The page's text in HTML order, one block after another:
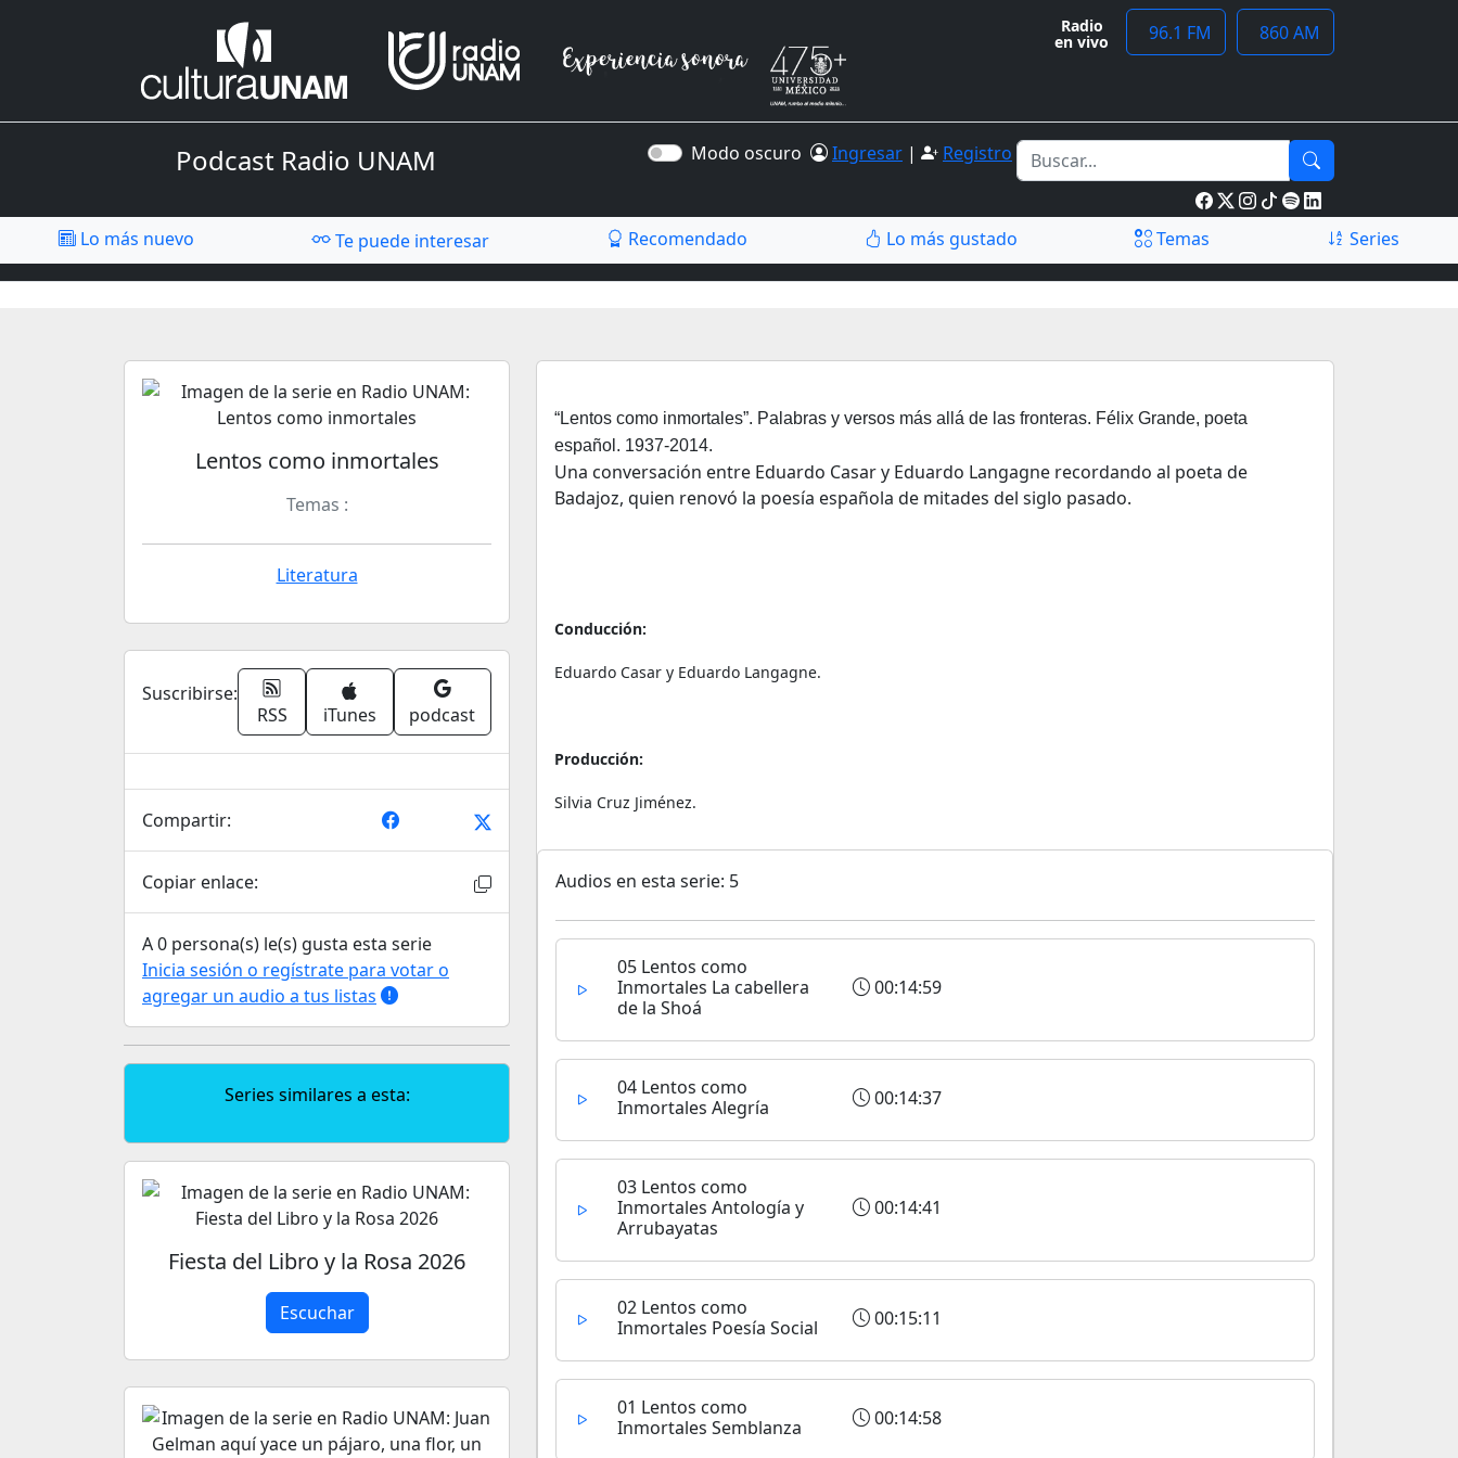
Radio
en vivo 96.1 FM 860 AM
Podcast Radio UNAM Modo oscuro Ingresar | Registro
Lo más nuevo Te puede interesar Recomendado Lo más gustado Temas Series
Lentos como inmortales
Temas :
Literatura
Suscribirse:
RSS
iTunes podcast
Compartir:
Copiar enlace:
A 0 persona(s) le(s) gusta esta serie
Inicia sesión o regístrate para votar o
agregar un audio a tus listas
Series similares a esta:
Fiesta del Libro y la Rosa 2026
Escuchar
“Lentos como inmortales”. Palabras y versos más allá de las fronteras. Félix Grande, poeta
español. 1937-2014.
Una conversación entre Eduardo Casar y Eduardo Langagne recordando al poeta de
Badajoz, quien renovó la poesía española de mitades del siglo pasado.
Conducción:
Eduardo Casar y Eduardo Langagne.
Producción:
Silvia Cruz Jiménez.
Audios en esta serie: 5
05 Lentos como
Inmortales La cabellera
de la Shoá
00:14:59
04 Lentos como
Inmortales Alegría
00:14:37
03 Lentos como
Inmortales Antología y
Arrubayatas
00:14:41
02 Lentos como
Inmortales Poesía Social
00:15:11
01 Lentos como
Inmortales Semblanza
00:14:58